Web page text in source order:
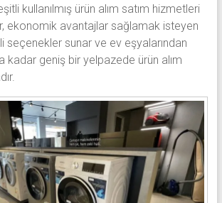
kullanılmış ürün alım satım hizmetleri
ekonomik avantajlar sağlamak isteyen
seçenekler sunar ve ev eşyalarından
kadar geniş bir yelpazede ürün alım